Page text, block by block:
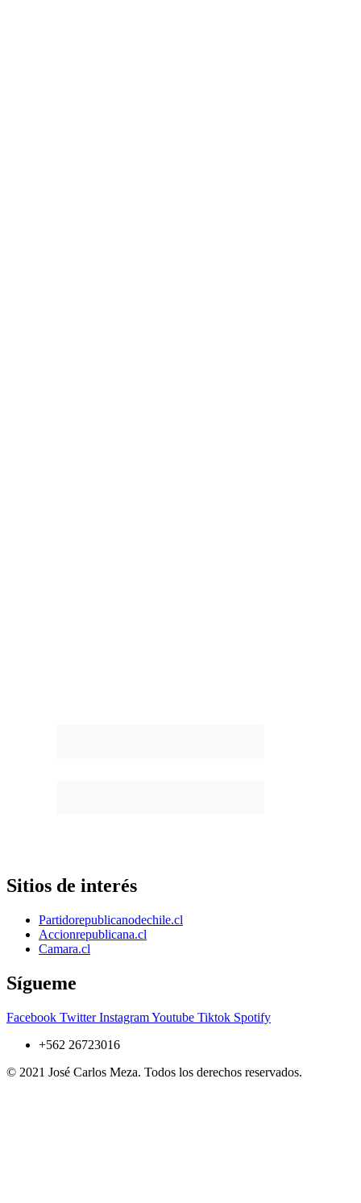
Sitios de interés
Partidorepublicanodechile.cl
Accionrepublicana.cl
Camara.cl
Sígueme
Facebook Twitter InstagramYoutube Tiktok Spotify
+562 26723016
© 2021 José Carlos Meza. Todos los derechos reservados.